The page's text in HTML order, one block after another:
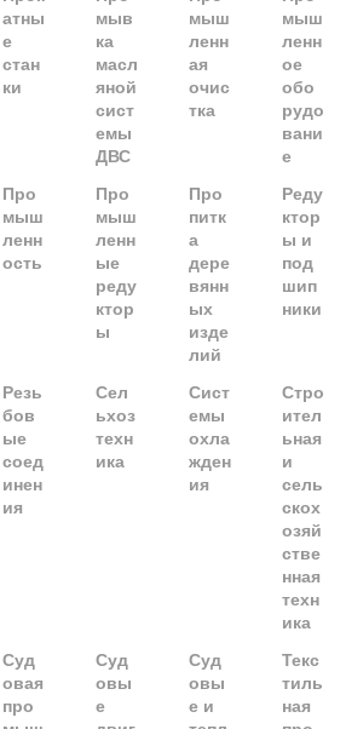
атны
е
стан
ки
мыв
ка
масл
яной
сист
емы
ДВС
мыш
ленн
ая
очис
тка
мыш
ленн
ое
обо
рудо
вани
е
Про
мыш
ленн
ость
Про
мыш
ленн
ые
реду
ктор
ы
Про
питк
а
дере
вянн
ых
изде
лий
Реду
ктор
ы и
под
шип
ники
Резь
бов
ые
соед
инен
ия
Сел
ьхоз
техн
ика
Сист
емы
охла
жден
ия
Стро
ител
ьная
и
сель
скох
озяй
стве
нная
техн
ика
Суд
овая
про
Суд
овы
е
Суд
овы
е и
Текс
тиль
ная